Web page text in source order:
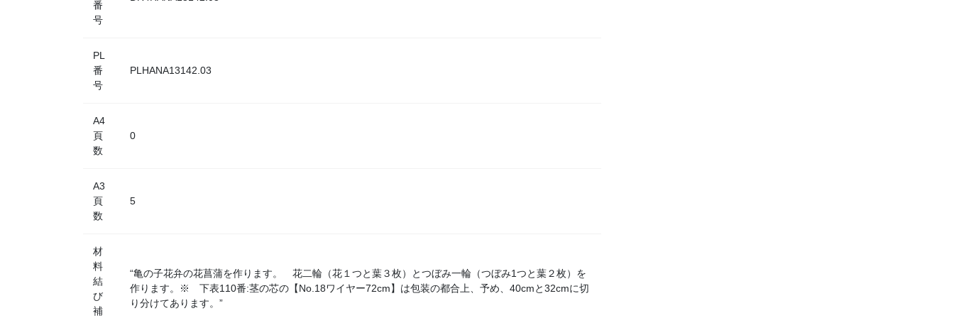
番
号
PL
番
号
PLHANA13142.03
A4
頁
数
0
A3
頁
数
5
材
料
結
び
補
“亀の子花弁の花菖蒲を作ります。 花二輪（花１つと葉３枚）とつぼみ一輪（つぼみ1つと葉２枚）を
作ります。※ 下表110番:茎の芯の【No.18ワイヤー72cm】は包装の都合上、予め、40cmと32cmに切
り分けてあります。”